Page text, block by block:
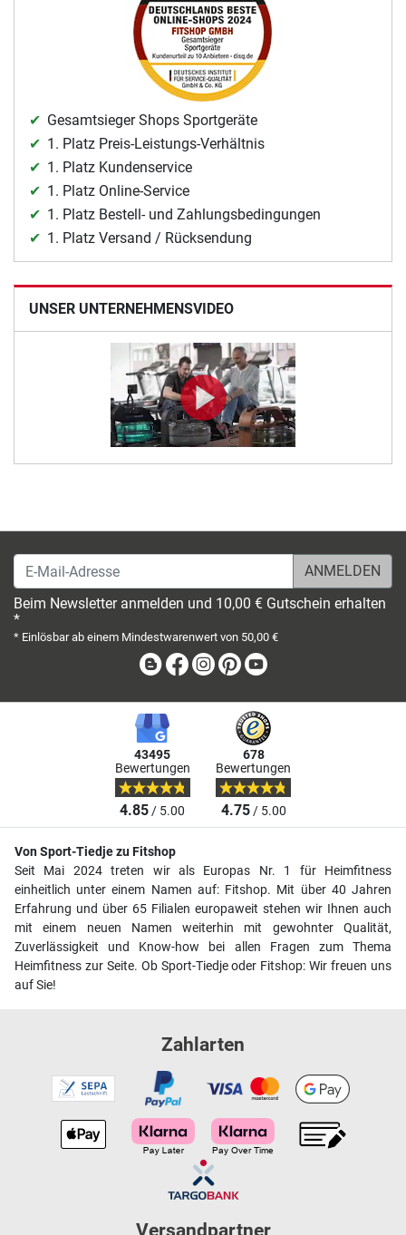
Gesamtsieger Shops Sportgeräte
1. Platz Preis-Leistungs-Verhältnis
1. Platz Kundenservice
1. Platz Online-Service
1. Platz Bestell- und Zahlungsbedingungen
1. Platz Versand / Rücksendung
UNSER UNTERNEHMENSVIDEO
E-Mail-Adresse
Beim Newsletter anmelden und 10,00 € Gutschein erhalten
*
* Einlösbar ab einem Mindestwarenwert von 50,00 €
BlogFacebook
Instagram
Pinterest
43495
Bewertungen
4.85/ 5.00
678
Bewertungen
4.75/ 5.00
Von Sport-Tiedje zu Fitshop
Seit Mai 2024 treten wir als Europas Nr. 1 für Heimfitness
einheitlich unter einem Namen auf: Fitshop. Mit über 40 Jahren
Erfahrung und über 65 Filialen europaweit stehen wir Ihnen auch
mit einem neuen Namen weiterhin mit gewohnter Qualität,
Zuverlässigkeit und Know-how bei allen Fragen zum Thema
Heimfitness zur Seite. Ob Sport-Tiedje oder Fitshop: Wir freuen uns
auf Sie!
Zahlarten
Versandpartner